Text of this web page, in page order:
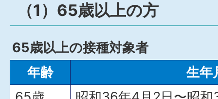
（1）65歳以上の方
65歳以上の接種対象者
年齢
生年